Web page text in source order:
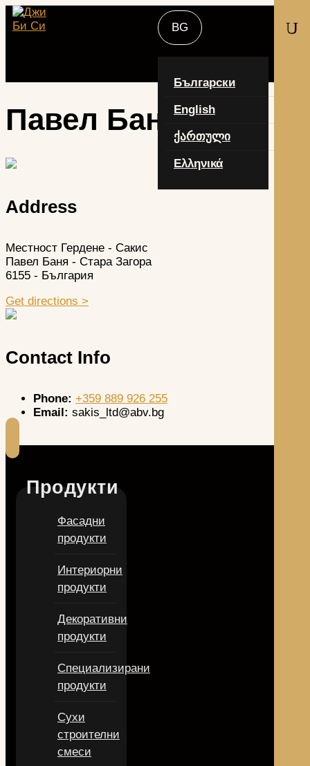
Български
English
ქართული
Ελληνικά
U
Павел Баня
Address
Местност Гердене - Сакис
Павел Баня - Стара Загора
6155 - България
Get directions >
Contact Info
Phone: +359 889 926 255
Email: sakis_ltd@abv.bg
Продукти
Фасадни
продукти
Интериорни
продукти
Декоративни
продукти
Специализирани
продукти
Сухи
строителни
смеси